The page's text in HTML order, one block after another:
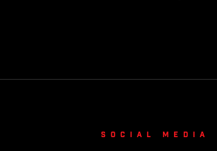
Social media